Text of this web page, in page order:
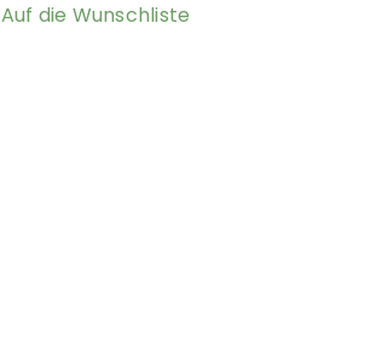
Auf die Wunschliste